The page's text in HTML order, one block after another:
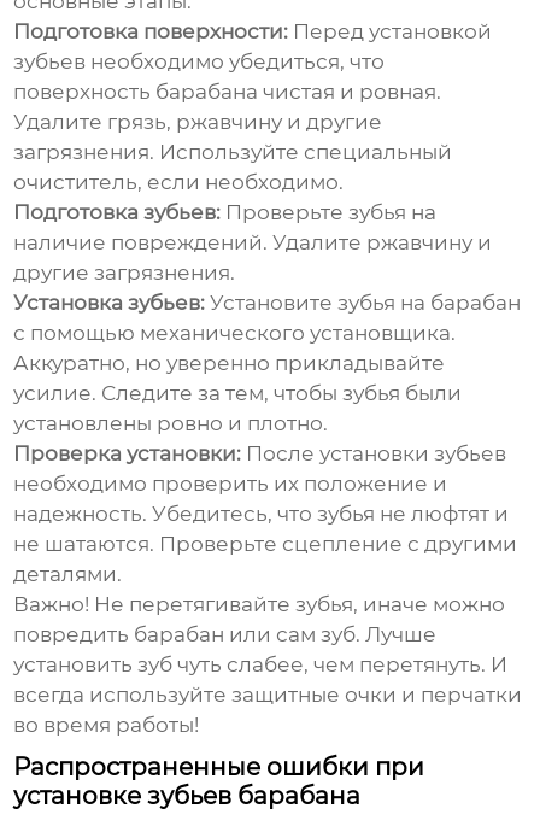
Подготовка поверхности: Перед установкой
зубьев необходимо убедиться, что
поверхность барабана чистая и ровная.
Удалите грязь, ржавчину и другие
загрязнения. Используйте специальный
очиститель, если необходимо.
Подготовка зубьев: Проверьте зубья на
наличие повреждений. Удалите ржавчину и
другие загрязнения.
Установка зубьев: Установите зубья на барабан
с помощью механического установщика.
Аккуратно, но уверенно прикладывайте
усилие. Следите за тем, чтобы зубья были
установлены ровно и плотно.
Проверка установки: После установки зубьев
необходимо проверить их положение и
надежность. Убедитесь, что зубья не люфтят и
не шатаются. Проверьте сцепление с другими
деталями.
Важно! Не перетягивайте зубья, иначе можно
повредить барабан или сам зуб. Лучше
установить зуб чуть слабее, чем перетянуть. И
всегда используйте защитные очки и перчатки
во время работы!
Распространенные ошибки при
установке зубьев барабана